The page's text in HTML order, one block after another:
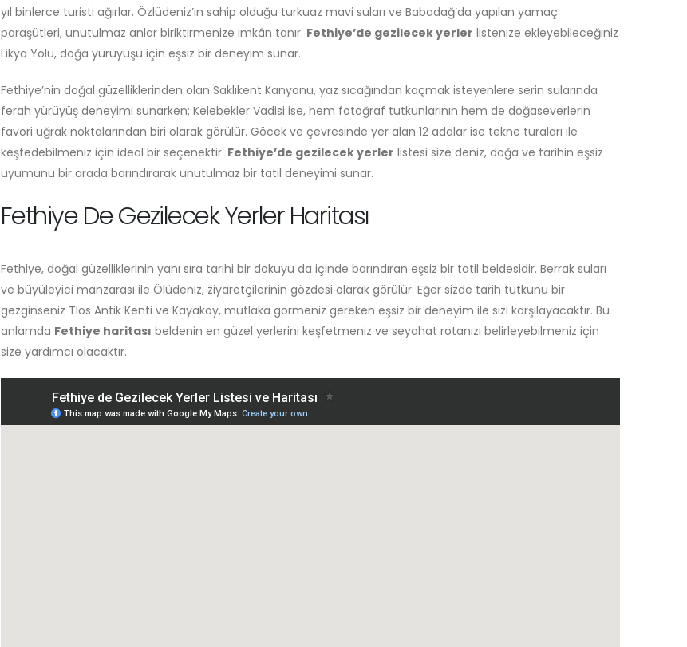
yıl binlerce turisti ağırlar. Özlüdeniz’in sahip olduğu turkuaz mavi suları ve Babadağ’da yapılan yamaç
paraşütleri, unutulmaz anlar biriktirmenize imkân tanır. Fethiye’de gezilecek yerler listenize ekleyebileceğiniz
Likya Yolu, doğa yürüyüşü için eşsiz bir deneyim sunar.
Fethiye’nin doğal güzelliklerinden olan Saklıkent Kanyonu, yaz sıcağından kaçmak isteyenlere serin sularında
ferah yürüyüş deneyimi sunarken; Kelebekler Vadisi ise, hem fotoğraf tutkunlarının hem de doğaseverlerin
favori uğrak noktalarından biri olarak görülür. Göcek ve çevresinde yer alan 12 adalar ise tekne turaları ile
keşfedebilmeniz için ideal bir seçenektir. Fethiye’de gezilecek yerler listesi size deniz, doğa ve tarihin eşsiz
uyumunu bir arada barındırarak unutulmaz bir tatil deneyimi sunar.
Fethiye De Gezilecek Yerler Haritası
Fethiye, doğal güzelliklerinin yanı sıra tarihi bir dokuyu da içinde barındıran eşsiz bir tatil beldesidir. Berrak suları
ve büyüleyici manzarası ile Ölüdeniz, ziyaretçilerinin gözdesi olarak görülür. Eğer sizde tarih tutkunu bir
gezginseniz Tlos Antik Kenti ve Kayaköy, mutlaka görmeniz gereken eşsiz bir deneyim ile sizi karşılayacaktır. Bu
anlamda Fethiye haritası beldenin en güzel yerlerini keşfetmeniz ve seyahat rotanızı belirleyebilmeniz için
size yardımcı olacaktır.